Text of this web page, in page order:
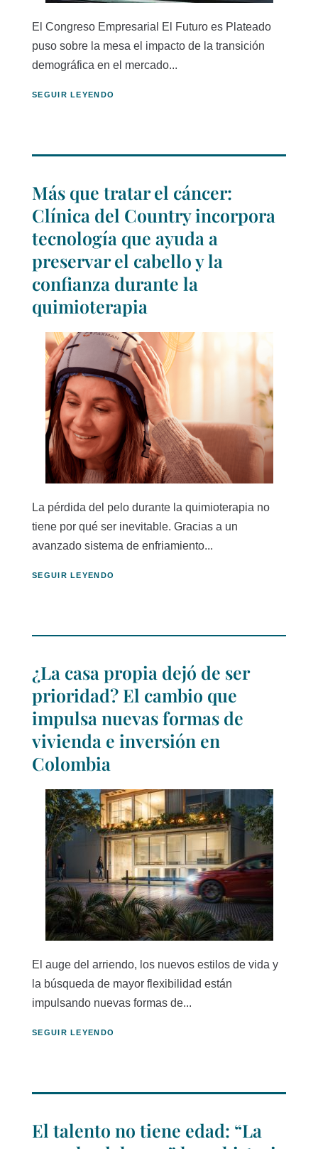
El Congreso Empresarial El Futuro es Plateado
puso sobre la mesa el impacto de la transición
demográfica en el mercado...
SEGUIR LEYENDO
Más que tratar el cáncer:
Clínica del Country incorpora
tecnología que ayuda a
preservar el cabello y la
confianza durante la
quimioterapia
La pérdida del pelo durante la quimioterapia no
tiene por qué ser inevitable. Gracias a un
avanzado sistema de enfriamiento...
SEGUIR LEYENDO
¿La casa propia dejó de ser
prioridad? El cambio que
impulsa nuevas formas de
vivienda e inversión en
Colombia
El auge del arriendo, los nuevos estilos de vida y
la búsqueda de mayor flexibilidad están
impulsando nuevas formas de...
SEGUIR LEYENDO
El talento no tiene edad: “La